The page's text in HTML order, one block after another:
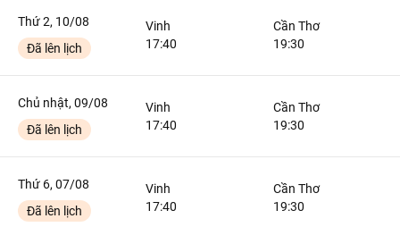
Thứ 2, 10/08
Đã lên lịch
Vinh
17:40
Cần Thơ
19:30
Chủ nhật, 09/08
Đã lên lịch
Vinh
17:40
Cần Thơ
19:30
Thứ 6, 07/08
Đã lên lịch
Vinh
17:40
Cần Thơ
19:30